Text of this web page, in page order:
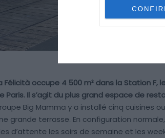
Félicità occupe 4 500 m² dans la Station
Paris. Il s’agit du plus grand espace de
Big Mamma y a installé cinq cuisines
grande terrasse. En configuration
d’attente les soirs de semaine et les